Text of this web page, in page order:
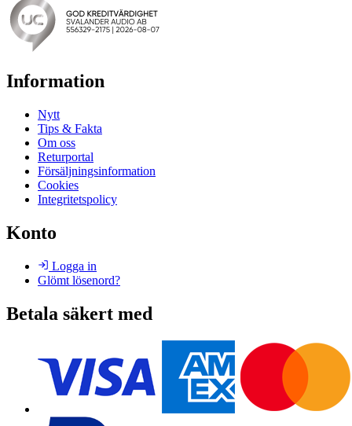
Information
Nytt
Tips & Fakta
Om oss
Returportal
Försäljningsinformation
Cookies
Integritetspolicy
Konto
Logga in
Glömt lösenord?
Betala säkert med